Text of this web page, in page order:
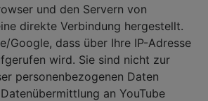
und den Servern von
direkte Verbindung hergestellt.
Google, dass über Ihre IP-Adresse
wird. Sie sind nicht zur
personenbezogenen Daten
an YouTube